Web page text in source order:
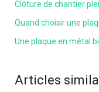
Clôture de chantier
Quand choisir une
Une plaque en métal
Articles